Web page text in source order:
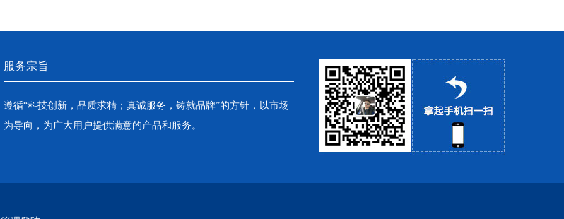
服务宗旨
遵循“科技创新，品质求精；真诚服务，铸就品牌”的方针，以市场
为导向，为广大用户提供满意的产品和服务。